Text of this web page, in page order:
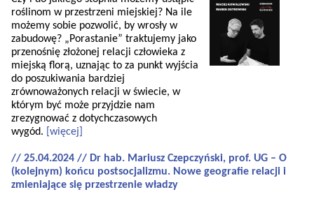
roślinom w przestrzeni miejskiej? Na ile
możemy sobie pozwolić, by wrosły w
zabudowę? „Porastanie” traktujemy jako
przenośnię złożonej relacji człowieka z
miejską florą, uznając to za punkt wyjścia
do poszukiwania bardziej
zrównoważonych relacji w świecie, w
którym być może przyjdzie nam
zrezygnować z dotychczasowych
wygód.
[więcej]
// 25.04.2024 // Dr hab. Mariusz Czepczyński, prof. UG – O
(kolejnym) końcu postsocjalizmu. Nowe geografie relacji i
zmieniające się przestrzenie władzy